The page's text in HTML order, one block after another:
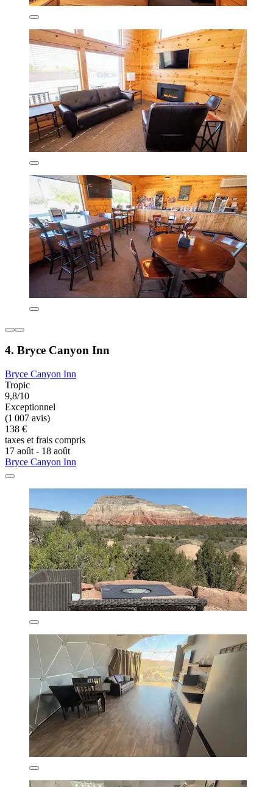
4. Bryce Canyon Inn
Bryce Canyon Inn
Tropic
9,8/10
Exceptionnel
(1 007 avis)
138 €
taxes et frais compris
17 août - 18 août
Bryce Canyon Inn